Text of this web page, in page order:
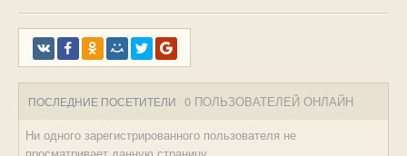
ПОСЛЕДНИЕ ПОСЕТИТЕЛИ 0 ПОЛЬЗОВАТЕЛЕЙ ОНЛАЙН
Ни одного зарегистрированного пользователя не